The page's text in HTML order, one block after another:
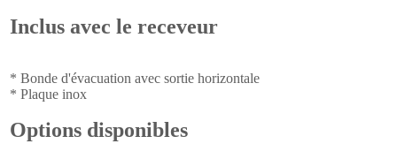
Inclus avec le receveur
* Bonde d'évacuation avec sortie horizontale
* Plaque inox
Options disponibles